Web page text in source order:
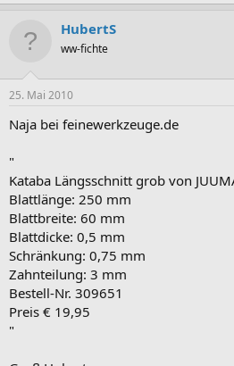
HubertS
ww-fichte
25. Mai 2010
Naja bei feinewerkzeuge.de
"
Kataba Längsschnitt grob von
Blattlänge: 250 mm
Blattbreite: 60 mm
Blattdicke: 0,5 mm
Schränkung: 0,75 mm
Zahnteilung: 3 mm
Bestell-Nr. 309651
Preis € 19,95
"